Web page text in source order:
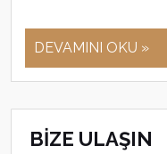
DEVAMINI OKU »
BİZE ULAŞIN